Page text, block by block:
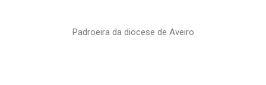
Padroeira da diocese de Aveiro